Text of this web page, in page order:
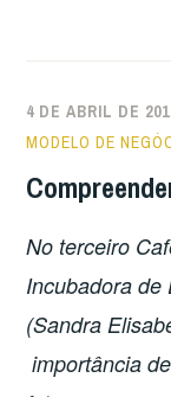
4 DE ABRIL DE
MODELO DE
No terceiro
Incubadora de
(Sandra
importância